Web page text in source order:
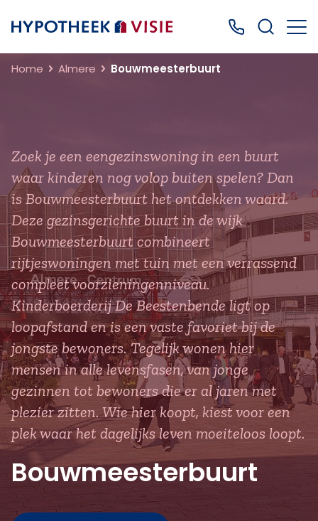
Terug naar home Bel ons: 0499
Home Almere Bouwmeesterbuurt
Zoek je een eengezinswoning in een buurt
waar kinderen nog volop buiten spelen? Dan
is Bouwmeesterbuurt het ontdekken waard.
Deze gezinsgerichte buurt in de wijk
Bouwmeesterbuurt combineert
rijtjeswoningen met tuin met een verrassend
compleet voorzieningenniveau.
Kinderboerderij De Beestenbende ligt op
loopafstand en is een vaste favoriet bij de
jongste bewoners. Tegelijk wonen hier
mensen in alle levensfasen, van jonge
gezinnen tot bewoners die er al jaren met
plezier zitten. Wie hier koopt, kiest voor een
plek waar het dagelijks leven moeiteloos loopt.
Bouwmeesterbuurt